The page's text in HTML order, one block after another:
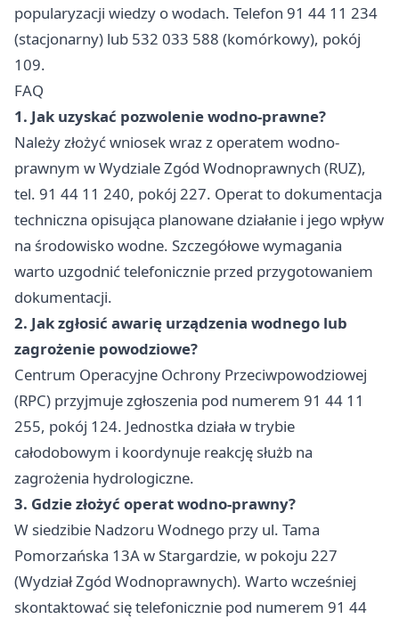
popularyzacji wiedzy o wodach. Telefon 91 44 11 234
(stacjonarny) lub 532 033 588 (komórkowy), pokój
109.
FAQ
1. Jak uzyskać pozwolenie wodno-prawne?
Należy złożyć wniosek wraz z operatem wodno-
prawnym w Wydziale Zgód Wodnoprawnych (RUZ),
tel. 91 44 11 240, pokój 227. Operat to dokumentacja
techniczna opisująca planowane działanie i jego wpływ
na środowisko wodne. Szczegółowe wymagania
warto uzgodnić telefonicznie przed przygotowaniem
dokumentacji.
2. Jak zgłosić awarię urządzenia wodnego lub
zagrożenie powodziowe?
Centrum Operacyjne Ochrony Przeciwpowodziowej
(RPC) przyjmuje zgłoszenia pod numerem 91 44 11
255, pokój 124. Jednostka działa w trybie
całodobowym i koordynuje reakcję służb na
zagrożenia hydrologiczne.
3. Gdzie złożyć operat wodno-prawny?
W siedzibie Nadzoru Wodnego przy ul. Tama
Pomorzańska 13A w Stargardzie, w pokoju 227
(Wydział Zgód Wodnoprawnych). Warto wcześniej
skontaktować się telefonicznie pod numerem 91 44